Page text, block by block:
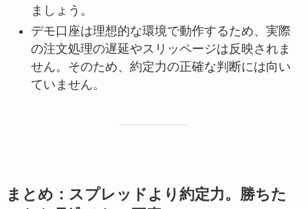
ましょう。
デモ口座は理想的な環境で動作するため、実際
の注文処理の遅延やスリッページは反映されま
せん。そのため、約定力の正確な判断には向い
ていません。
まとめ：スプレッドより約定力。勝ちた